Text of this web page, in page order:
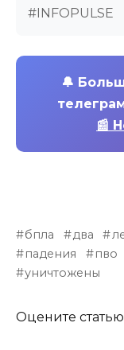
#INFOPULSE
🔔
📰
бпла два
падения
пво
уничтожены
Оцените статью